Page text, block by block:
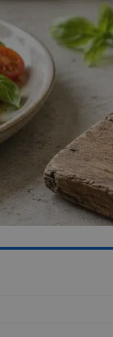
CookieScriptConsent
Storage declaration
Navn
ct_has_scrolled
wpEmojiSettingsSupports
ct_screen_info
ct_cookies_type
apbct_page_hits
apbct_visible_fields